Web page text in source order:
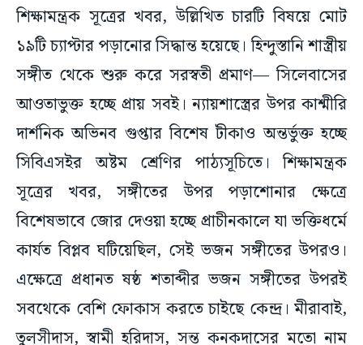
শিক্ষামন্ত্রক সূত্রের খবর, উল্লিখিত চারটি বিষয়ে মোট
১৯টি চ্যাপ্টার পড়ানোর সিদ্ধান্ত হয়েছে। হিন্দুস্তানি শাস্ত্রীয়
সঙ্গীত থেকে শুরু করে সরস্বতী প্রমাণ— সিলেবাসের
আওতাভুক্ত হচ্ছে প্রায় সবই। ন্যায়শাস্ত্রের উপর কাশ্মীরি
দার্শনিক অভিনব গুপ্তার বিশেষ টীকাও অন্তর্ভুক্ত হচ্ছে
সিবিএসইর অষ্টম শ্রেণির পাঠ্যসূচিতে। শিক্ষামন্ত্রক
সূত্রের খবর, সঙ্গীতের উপর পড়াশোনার ক্ষেত্রে
বিশেষভাবে জোর দেওয়া হচ্ছে প্রাচীনকালে যা ভক্তিধর্মে
কার্যত বিপ্লব ঘটিয়েছিল, সেই ভজন সঙ্গীতের উপরও।
এক্ষেত্রে প্রধানত ষষ্ঠ শতাব্দীর ভজন সঙ্গীতের উপরই
সবথেকে বেশি ফোকাস করতে চাইছে কেন্দ্র। মীরাবাই,
তুলসীদাস, স্বামী হরিদাস, সন্ত কনকদাসের মতো নাম